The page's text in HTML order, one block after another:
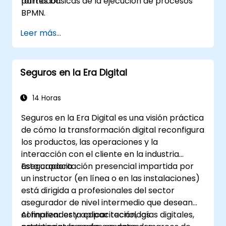
BPMN.
Leer más...
Seguros en la Era Digital
14 Horas
Seguros en la Era Digital es una visión práctica
de cómo la transformación digital reconfigura
los productos, las operaciones y la
interacción con el cliente en la industria
aseguradora.
Esta capacitación presencial impartida por
un instructor (en línea o en las instalaciones)
está dirigida a profesionales del sector
asegurador de nivel intermedio que desean
comprender y aplicar tecnologías digitales,
Al finalizar esta capacitación, los